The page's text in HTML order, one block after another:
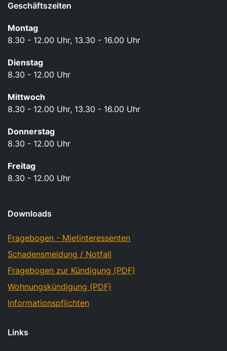
Geschäftszeiten
Montag
8.30 - 12.00 Uhr, 13.30 - 16.00 Uhr
Dienstag
8.30 - 12.00 Uhr
Mittwoch
8.30 - 12.00 Uhr, 13.30 - 16.00 Uhr
Donnerstag
8.30 - 12.00 Uhr
Freitag
8.30 - 12.00 Uhr
Downloads
Fragebogen - Mietinteressenten
Schadensmeldung / Notfall
Fragebogen zur Kündigung (PDF)
Wohnungskündigung (PDF)
Informationspflichten
Links